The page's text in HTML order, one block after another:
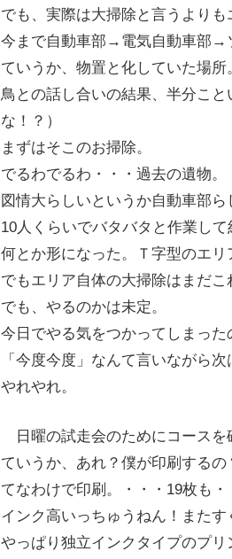
でも、実際は大掃除と言うよりも
今まで自動車部→電気自動車部→
ていうか、物置と化していた場所
鳥との話し合いの結果、半分こ
な！？）
まずはそこのお掃除。
でるわでるわ・・・過去の遺物。
図情大らしいというか自動車部ら
10人くらいでバタバタと作業して
何とか形になった。Ｔ字型のエリ
でもエリア自体の大掃除はまだこ
でも、やるのかは未定。
今日でやる気をつかってしまった
「今度今度」なんて言いながら次
やれやれ。
日曜の試走会のためにコースを
ていうか、あれ？僕が印刷するの
てなわけで印刷。・・・19枚も・
インク高いっちゅうねん！またす
やっぱり独立インクタイプのプ